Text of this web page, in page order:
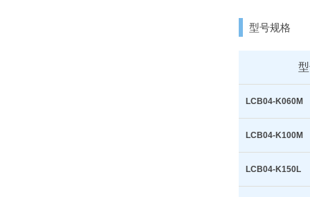
型号规格
LCB04-K060M
LCB04-K100M
LCB04-K150L